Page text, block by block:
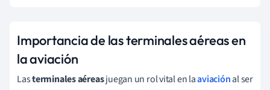
Importancia de las terminales aéreas en
la aviación
Lasterminales aéreasjuegan un rol vital en laaviaciónal ser